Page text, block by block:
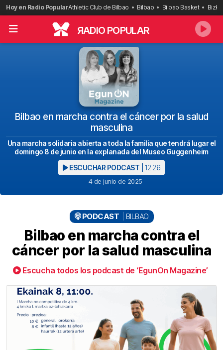
Saltar
al
contenido
Hoy en Radio PopularAthletic Club de Bilbao Bilbao Bilbao Basket
RADIO POPULAR
Bilbao en marcha contra el cáncer por la salud
masculina
Una marcha solidaria abierta a toda la familia que tendrá lugar el
domingo 8 de junio en la explanada del Museo Guggenheim
ESCUCHAR PODCAST | 12:26
4 de junio de 2025
PODCAST BILBAO
Bilbao en marcha contra el
cáncer por la salud masculina
Escucha todos los podcast de ‘EgunOn Magazine’